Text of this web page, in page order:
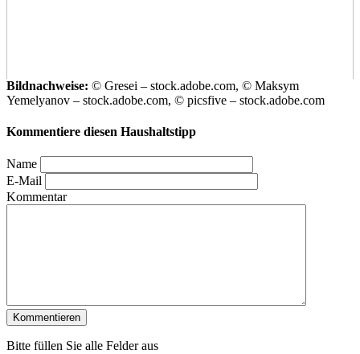
Bildnachweise: © Gresei – stock.adobe.com, © Maksym
Yemelyanov – stock.adobe.com, © picsfive – stock.adobe.com
Kommentiere diesen Haushaltstipp
Name
E-Mail
Kommentar
Bitte füllen Sie alle Felder aus